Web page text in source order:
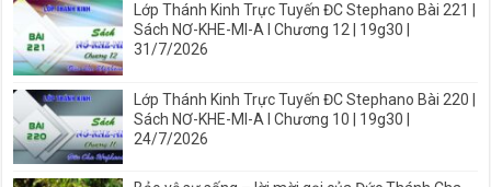
Lớp Thánh Kinh Trực Tuyến ĐC Stephano Bài 221 |
Sách NƠ-KHE-MI-A I Chương 12 | 19g30 |
31/7/2026
Lớp Thánh Kinh Trực Tuyến ĐC Stephano Bài 220 |
Sách NƠ-KHE-MI-A I Chương 10 | 19g30 |
24/7/2026